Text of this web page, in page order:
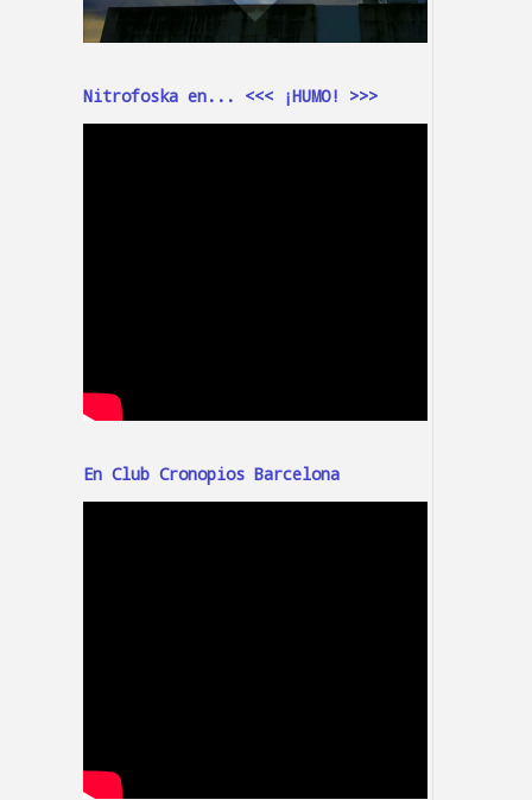
Nitrofoska en... <<< ¡HUMO! >>>
En Club Cronopios Barcelona